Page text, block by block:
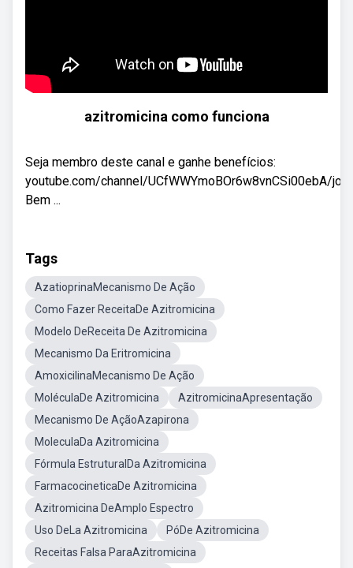
azitromicina como funciona
Seja membro deste canal e ganhe benefícios:
youtube.com/channel/UCfWWYmoBOr6w8vnCSi00ebA/join
Bem ...
Tags
AzatioprinaMecanismo De Ação
Como Fazer ReceitaDe Azitromicina
Modelo DeReceita De Azitromicina
Mecanismo Da Eritromicina
AmoxicilinaMecanismo De Ação
MoléculaDe Azitromicina
AzitromicinaApresentação
Mecanismo De AçãoAzapirona
MoleculaDa Azitromicina
Fórmula EstruturalDa Azitromicina
FarmacocineticaDe Azitromicina
Azitromicina DeAmplo Espectro
Uso DeLa Azitromicina
PóDe Azitromicina
Receitas Falsa ParaAzitromicina